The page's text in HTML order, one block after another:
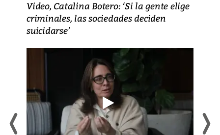
Video, Catalina Botero: ‘Si la gente elige
criminales, las sociedades deciden
suicidarse’